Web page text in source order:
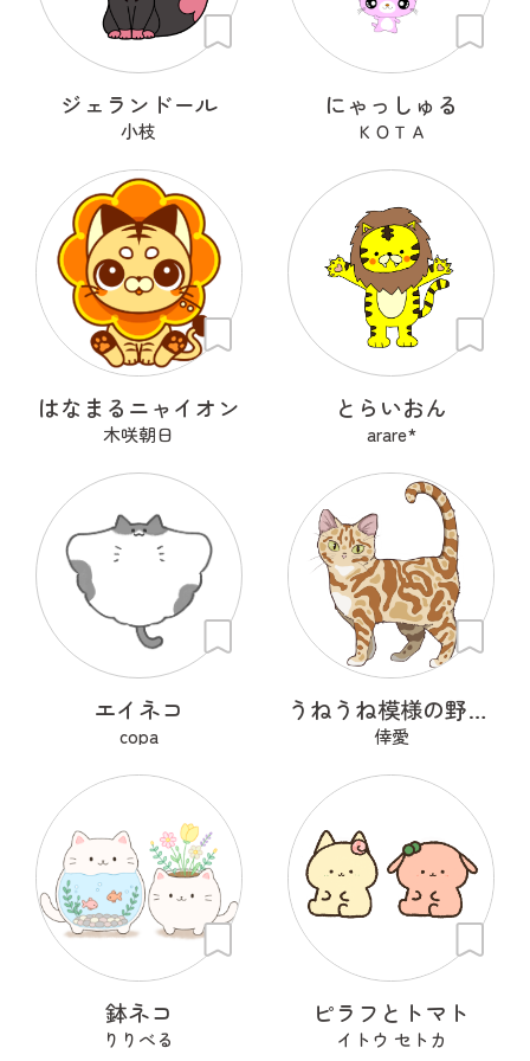
ジェランドール
小枝
にゃっしゅる
ＫＯＴＡ
はなまるニャイオン
木咲朝日
とらいおん
arare*
エイネコ
copa
うねうね模様の野良猫
倖愛
鉢ネコ
りりべる
ピラフとトマト
イトウ セトカ